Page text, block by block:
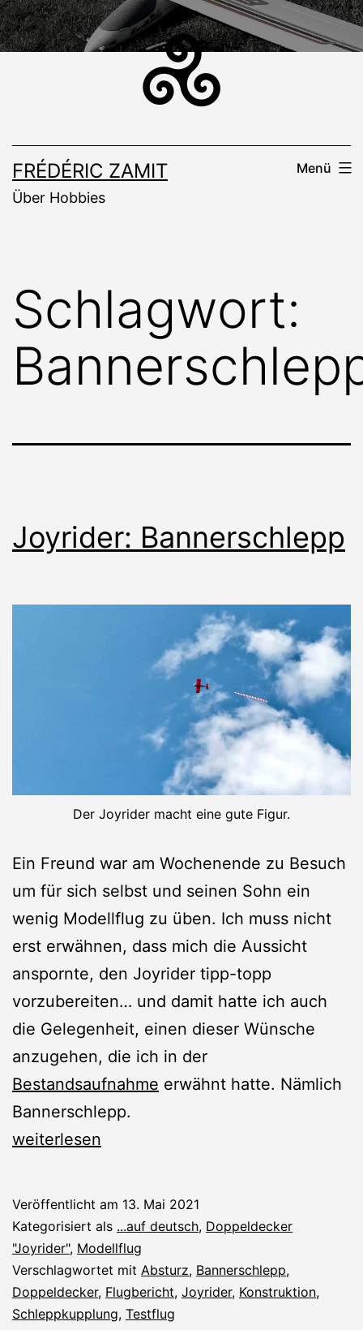
Zum
Inhalt
FRÉDÉRIC ZAMIT
Über Hobbies
Menü
Schlagwort:
Joyrider: Bannerschlepp
Der Joyrider macht eine gute Figur.
Ein Freund war am Wochenende zu Besuch
um für sich selbst und seinen Sohn ein
wenig Modellflug zu üben. Ich muss nicht
erst erwähnen, dass mich die Aussicht
anspornte, den Joyrider tipp-topp
vorzubereiten… und damit hatte ich auch
die Gelegenheit, einen dieser Wünsche
anzugehen, die ich in der
Bestandsaufnahme erwähnt hatte. Nämlich
Bannerschlepp.
Joyrider:
weiterlesen
Veröffentlicht am 13. Mai 2021
Kategorisiert als ...auf deutsch, Doppeldecker
"Joyrider", Modellflug
Verschlagwortet mit Absturz, Bannerschlepp,
Doppeldecker, Flugbericht, Joyrider, Konstruktion,
Schleppkupplung, Testflug